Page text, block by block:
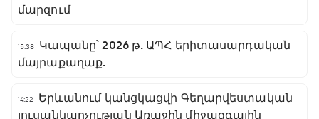
մարզում
15:38
Կապանը՝ 2026 թ. ԱՊՀ երիտասարդական
մայրաքաղաք.
14:22
Երևանում կանցկացվի Գեղարվեստական
լուսանկարչության Առաջին միջազգային